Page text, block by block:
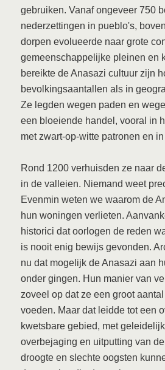
gebruiken. Vanaf ongeveer 750
nederzettingen in pueblo's,
dorpen evolueerde naar grote
gemeenschappelijke pleinen en
bereikte de Anasazi cultuur zijn
bevolkingsaantallen als in
Ze legden wegen paden en
een bloeiende handel, vooral in
met zwart-op-witte patronen en
Rond 1200 verhuisden ze naar
in de valleien. Niemand weet
Evenmin weten we waarom de
hun woningen verlieten.
historici dat oorlogen de reden
is nooit enig bewijs gevonden.
nu dat mogelijk de Anasazi aan
onder gingen. Hun manier van
zoveel op dat ze een groot
voeden. Maar dat leidde tot een
kwetsbare gebied, met
overbejaging en uitputting van
droogte en slechte oogsten